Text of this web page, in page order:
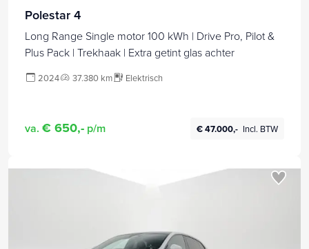
Polestar 4
Long Range Single motor 100 kWh | Drive Pro, Pilot &
Plus Pack | Trekhaak | Extra getint glas achter
2024 37.380 km Elektrisch
va. € 650,- p/m € 47.000,- Incl. BTW